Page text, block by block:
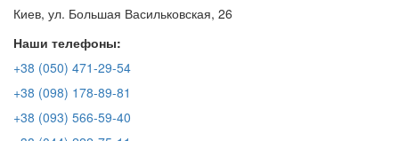
Киев, ул. Большая Васильковская, 26
Наши телефоны:
+38 (050) 471-29-54
+38 (098) 178-89-81
+38 (093) 566-59-40